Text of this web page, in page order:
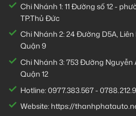
Chi Nhánh 1:11 Đường số 12 -
TP.Thủ Đức
Chi Nhánh 2:24 Đường D5A,
Quận 9
Chi Nhánh 3:753 Đường Nguyễn
Quận 12
Hotline:0977.383.567-
Website: https://